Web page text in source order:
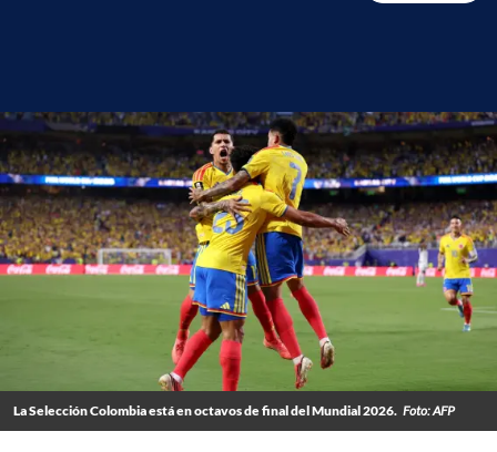
La Selección Colombia está en octavos de final del Mundial 2026. Foto: AFP